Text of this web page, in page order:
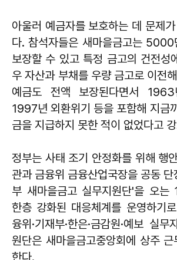
아울러 예금자를 보호하는 데 문제
다. 참석자들은 새마을금고는 5000
보장할 수 있고 특정 금고의 건전성
우 자산과 부채를 우량 금고로 이전
예금도 전액 보장된다면서
1997년 외환위기 등을 포함해 지금
금을 지급하지 못한 적이 없었다고
정부는 사태 조기 안정화를 위해 행
관과 금융위 금융산업국장을 공동
부 새마을금고 실무지원단'을 오는
한층 강화된 대응체계를 운영하기
융위·기재부·한은·금감원·예보 실
원단은 새마을금고중앙회에 상주
한다.